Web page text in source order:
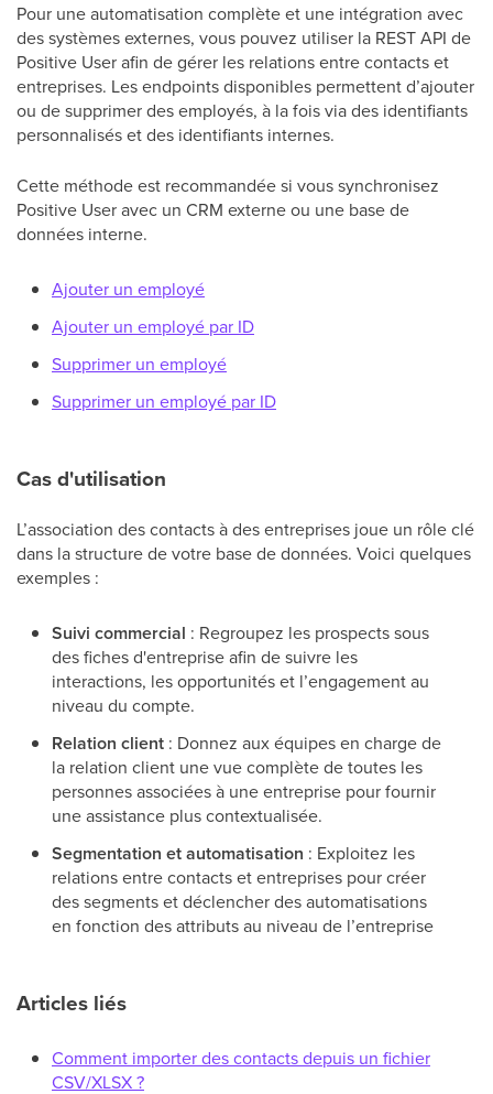
Pour une automatisation complète et une intégration avec
des systèmes externes, vous pouvez utiliser la REST API de
Positive User afin de gérer les relations entre contacts et
entreprises. Les endpoints disponibles permettent d’ajouter
ou de supprimer des employés, à la fois via des identifiants
personnalisés et des identifiants internes.
Cette méthode est recommandée si vous synchronisez
Positive User avec un CRM externe ou une base de
données interne.
Ajouter un employé
Ajouter un employé par ID
Supprimer un employé
Supprimer un employé par ID
Cas d'utilisation
L’association des contacts à des entreprises joue un rôle clé
dans la structure de votre base de données. Voici quelques
exemples :
Suivi commercial : Regroupez les prospects sous
des fiches d'entreprise afin de suivre les
interactions, les opportunités et l’engagement au
niveau du compte.
Relation client : Donnez aux équipes en charge de
la relation client une vue complète de toutes les
personnes associées à une entreprise pour fournir
une assistance plus contextualisée.
Segmentation et automatisation : Exploitez les
relations entre contacts et entreprises pour créer
des segments et déclencher des automatisations
en fonction des attributs au niveau de l’entreprise
Articles liés
Comment importer des contacts depuis un fichier
CSV/XLSX ?